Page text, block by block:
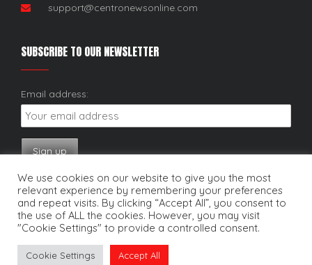
support@centronewsonline.com
SUBSCRIBE TO OUR NEWSLETTER
Email address:
Copyright © 2025. Centro News Online. All rights reserved.
We use cookies on our website to give you the most
relevant experience by remembering your preferences
and repeat visits. By clicking “Accept All”, you consent to
the use of ALL the cookies. However, you may visit
"Cookie Settings" to provide a controlled consent.
Cookie Settings Accept All